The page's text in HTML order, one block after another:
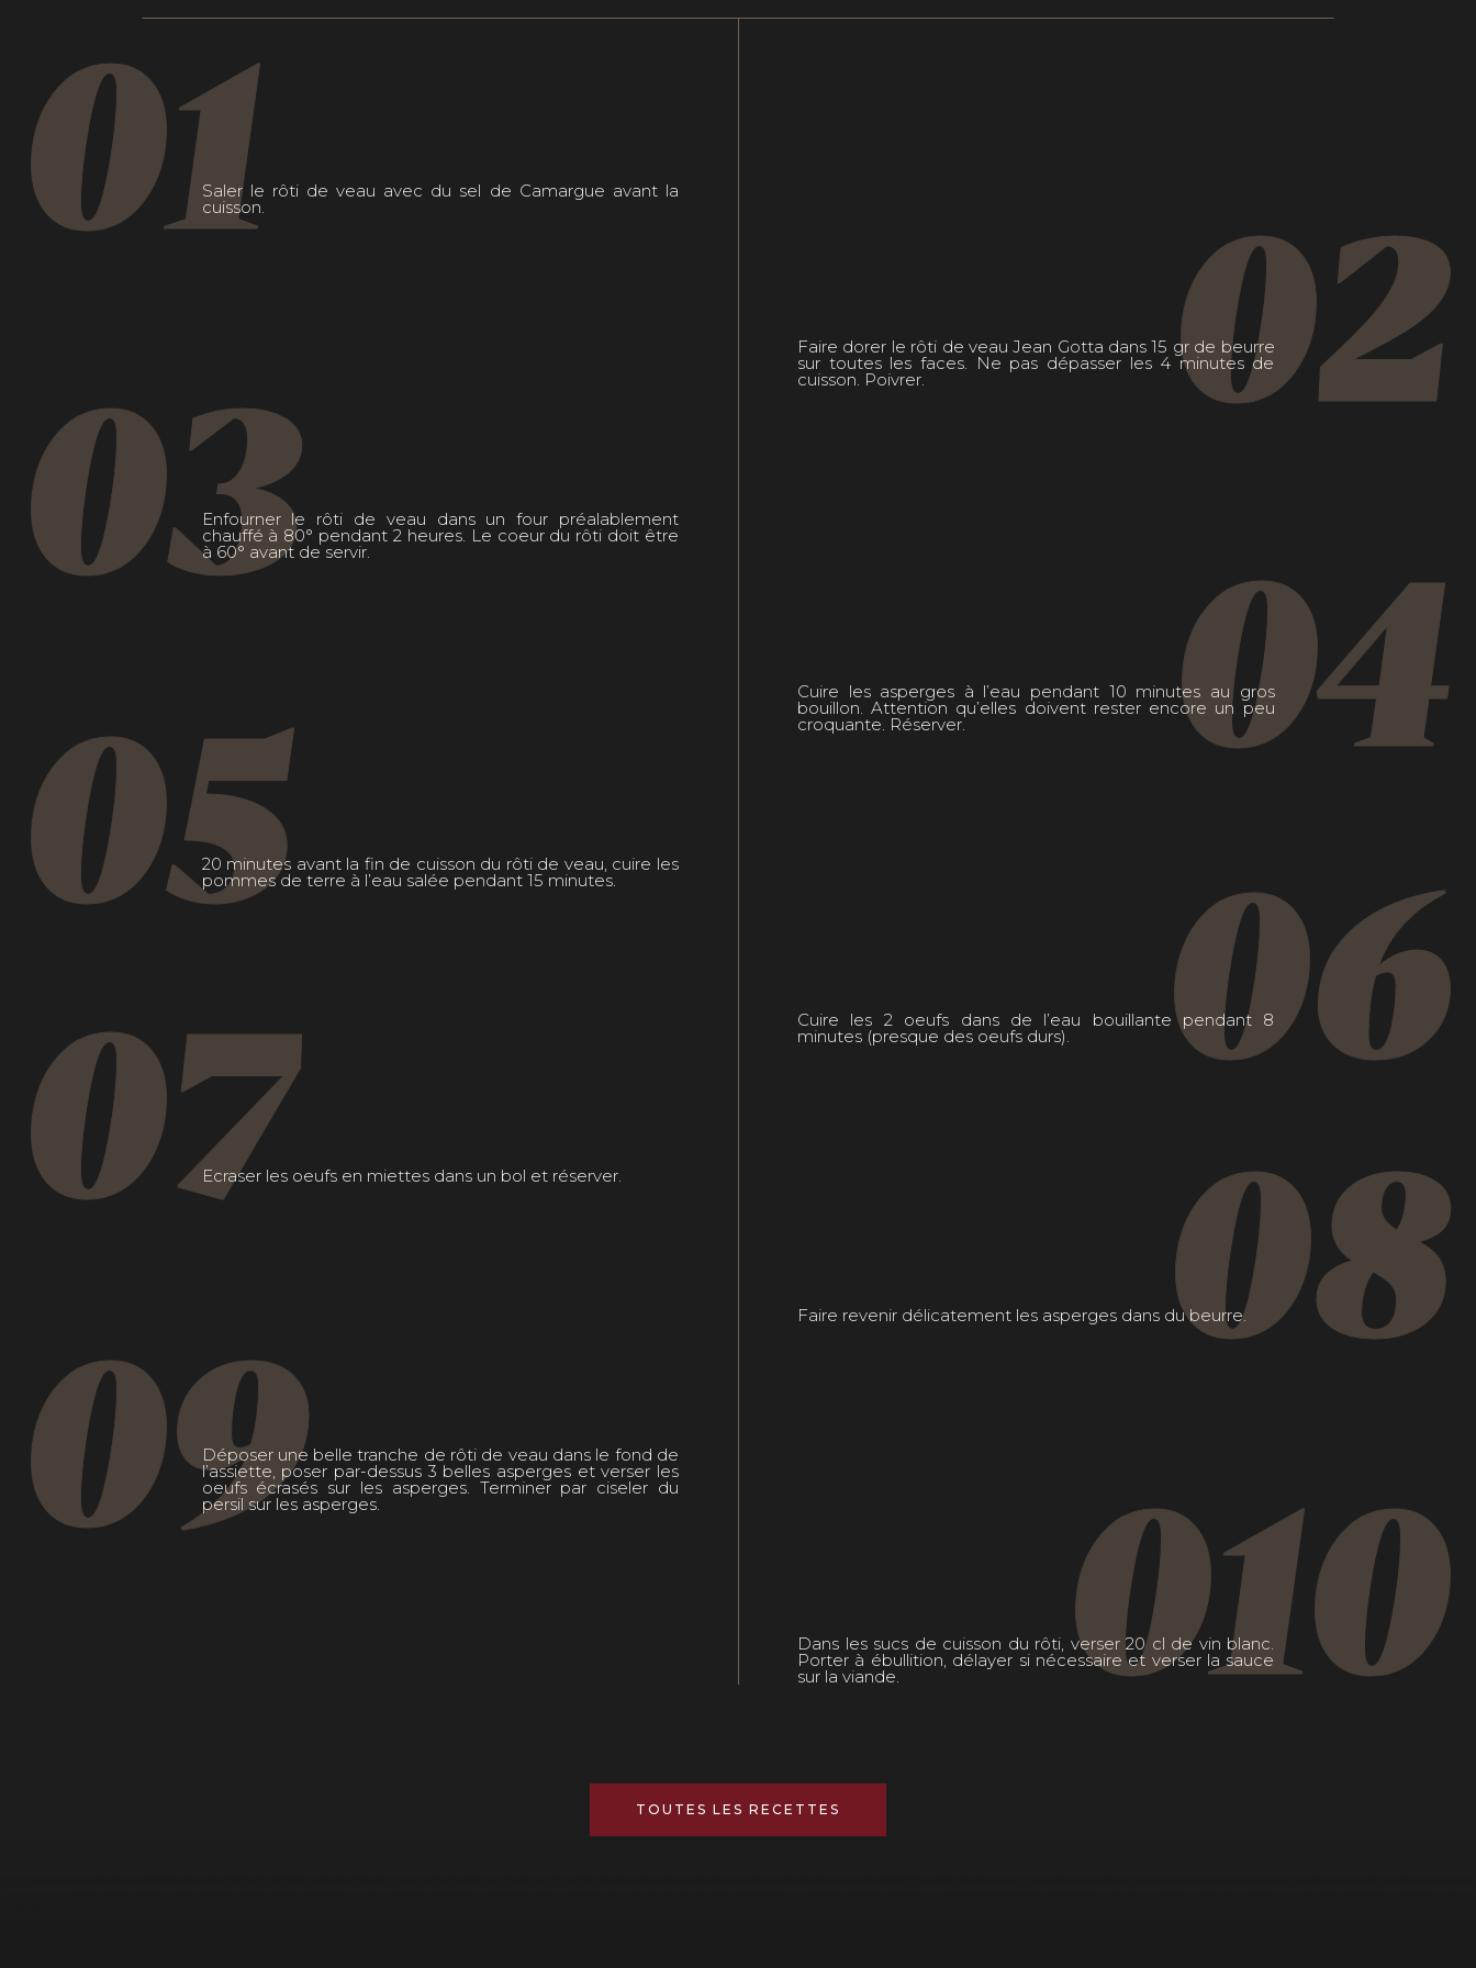
01Saler le rôti de veau avec du sel de Camargue avant la
cuisson. 02
Faire dorer le rôti de veau Jean Gotta dans 15 gr de beurre
sur toutes les faces. Ne pas dépasser les 4 minutes de
cuisson. Poivrer.
03Enfourner le rôti de veau dans un four préalablement
chauffé à 80° pendant 2 heures. Le coeur du rôti doit être
à 60° avant de servir. 04
Cuire les asperges à l’eau pendant 10 minutes au gros
bouillon. Attention qu’elles doivent rester encore un peu
croquante. Réserver.
0520 minutes avant la fin de cuisson du rôti de veau, cuire les
pommes de terre à l’eau salée pendant 15 minutes. 06
Cuire les 2 oeufs dans de l’eau bouillante pendant 8
minutes (presque des oeufs durs).
07Ecraser les oeufs en miettes dans un bol et réserver. 08
Faire revenir délicatement les asperges dans du beurre.
09Déposer une belle tranche de rôti de veau dans le fond de
l’assiette, poser par-dessus 3 belles asperges et verser les
oeufs écrasés sur les asperges. Terminer par ciseler du
persil sur les asperges. 010
Dans les sucs de cuisson du rôti, verser 20 cl de vin blanc.
Porter à ébullition, délayer si nécessaire et verser la sauce
sur la viande.
TOUTES LES RECETTES